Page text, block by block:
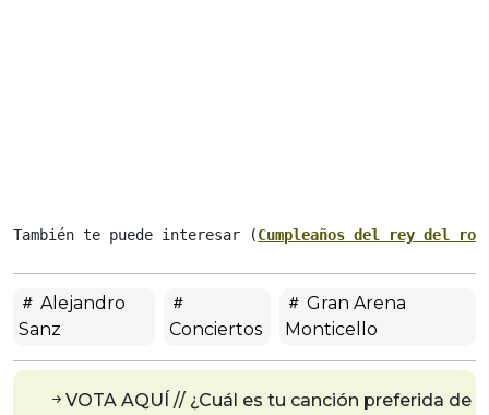
También te puede interesar (Cumpleaños del rey del
Alejandro
Sanz
Conciertos
Gran Arena
Monticello
VOTA AQUÍ // ¿Cuál es tu canción preferida de